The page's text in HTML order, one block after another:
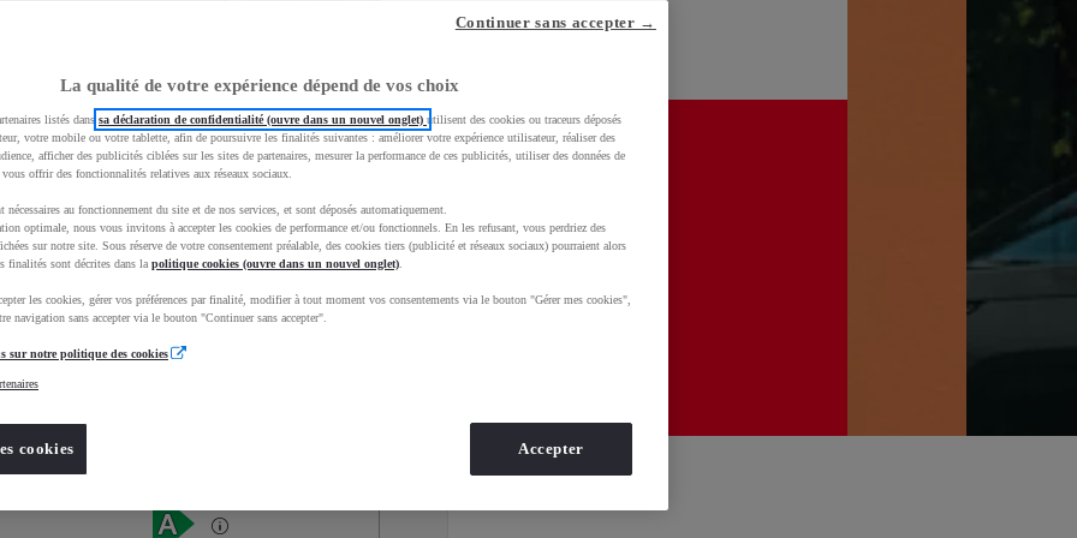
Services Concession
Occasions
La qualité de votre expérience dépend de vos choix
listés dans sa déclaration de confidentialité (ouvre dans un nouvel onglet) utilisent des cookies ou traceurs déposés
votre mobile ou votre tablette, afin de poursuivre les finalités suivantes : améliorer votre expérience utilisateur, réaliser des
afficher des publicités ciblées sur les sites de partenaires, mesurer la performance de ces publicités, utiliser des données de
offrir des fonctionnalités relatives aux réseaux sociaux.
nécessaires au fonctionnement du site et de nos services, et sont déposés automatiquement.
optimale, nous vous invitons à accepter les cookies de performance et/ou fonctionnels. En les refusant, vous perdriez des
sur notre site. Sous réserve de votre consentement préalable, des cookies tiers (publicité et réseaux sociaux) pourraient alors
finalités sont décrites dans la politique cookies (ouvre dans un nouvel onglet)
les cookies, gérer vos préférences par finalité, modifier à tout moment vos consentements via le bouton "Gérer mes cookies",
navigation sans accepter via le bouton "Continuer sans accepter".
sur notre politique des cookies
cookies
Continuer sans accepter →
Accepter